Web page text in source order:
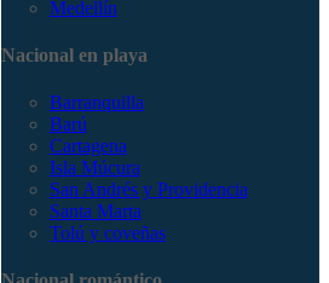
Medellín
Nacional en playa
Barranquilla
Barú
Cartagena
Isla Múcura
San Andrés y Providencia
Santa Marta
Tolú y coveñas